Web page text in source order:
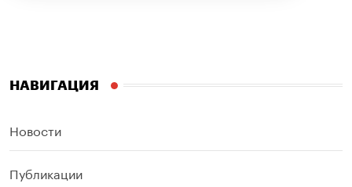
НАВИГАЦИЯ
Новости
Публикации